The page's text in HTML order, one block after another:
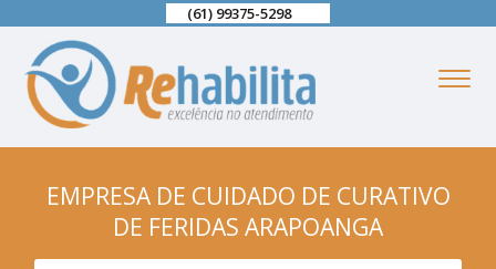
(61) 99375-5298
EMPRESA DE CUIDADO DE CURATIVO
DE FERIDAS ARAPOANGA